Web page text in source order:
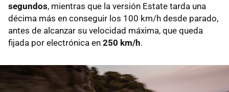
segundos, mientras que la versión Estate tarda una
décima más en conseguir los 100 km/h desde parado,
antes de alcanzar su velocidad máxima, que queda
fijada por electrónica en 250 km/h.